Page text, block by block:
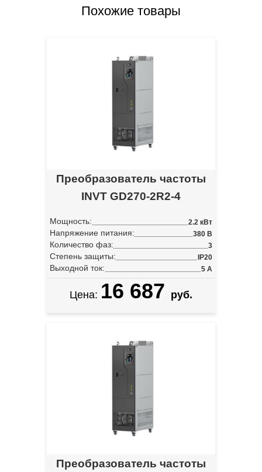
Похожие товары
Преобразователь частоты
INVT GD270-2R2-4
Мощность: 2.2 кВт
Напряжение питания: 380 В
Количество фаз: 3
Степень защиты: IP20
Выходной ток: 5 А
Цена: 16 687 руб.
Преобразователь частоты